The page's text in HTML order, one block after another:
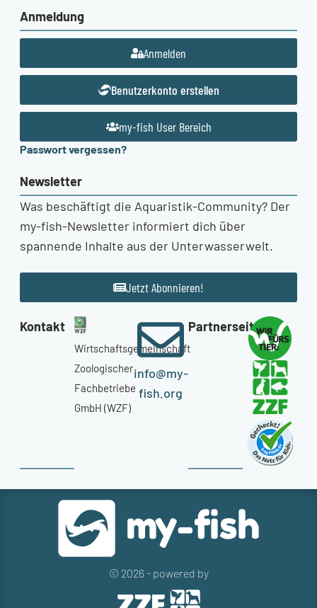
Anmeldung
Anmelden
Benutzerkonto erstellen
my-fish User Bereich
Passwort vergessen?
Newsletter
Was beschäftigt die Aquaristik-Community? Der
my-fish-Newsletter informiert dich über
spannende Inhalte aus der Unterwasserwelt.
Jetzt Abonnieren!
Kontakt
Wirtschaftsgemeinschaft
Zoologischer
Fachbetriebe
GmbH (WZF)
info@my-
fish.org
Partnerseiten
© 2026 - powered by